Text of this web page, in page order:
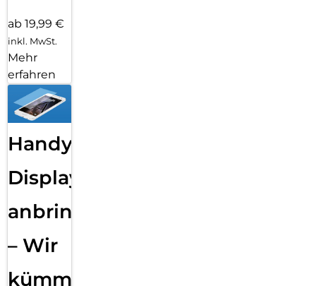
ab 19,99 €
inkl. MwSt.
Mehr
erfahren
Handy
Displayfolie
anbringen
– Wir
kümmern